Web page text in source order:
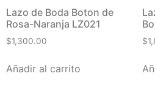
Lazo de Boda Boton de
Rosa-Naranja LZ021
$1,300.00
Añadir al carrito
$